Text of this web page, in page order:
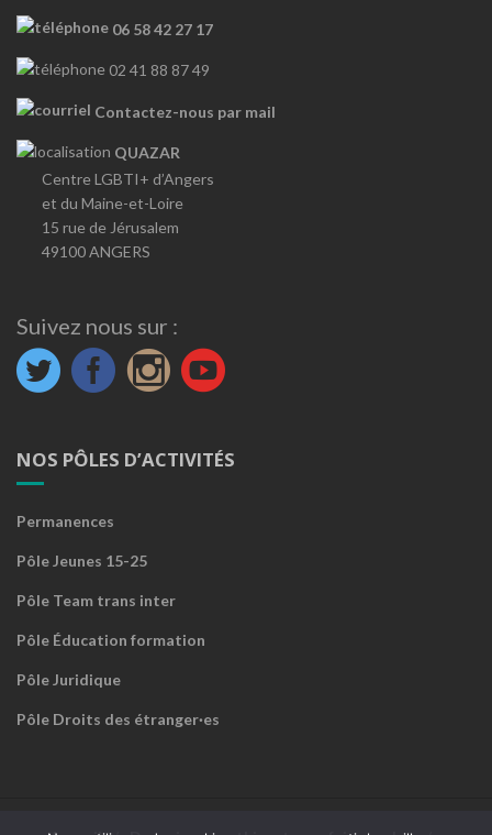
06 58 42 27 17
02 41 88 87 49
Contactez-nous par mail
QUAZAR
Centre LGBTI+ d’Angers
et du Maine-et-Loire
15 rue de Jérusalem
49100 ANGERS
Suivez nous sur :
NOS PÔLES D’ACTIVITÉS
Permanences
Pôle Jeunes 15-25
Pôle Team trans inter
Pôle Éducation formation
Pôle Juridique
Pôle Droits des étranger·es